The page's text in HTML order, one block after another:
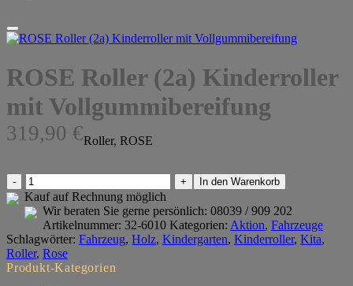
ROSE Roller (2a) Kinderroller
mit Vollgummibereifung
319,90 €Roller, ROSE
ROSE
Roller
(2a)
Kinderroller
mit
Vollgummibereifung
Menge
In den Warenkorb
Kauf auf Rechnung möglich
Wir beraten Sie gerne persönlich: 08039 / 909 202
Artikelnummer: 32-6010 Kategorien: Aktion, Fahrzeuge
Schlagwörter: Fahrzeug, Holz, Kindergarten, Kinderroller, Kita,
Roller, Rose
Produkt-Kategorien